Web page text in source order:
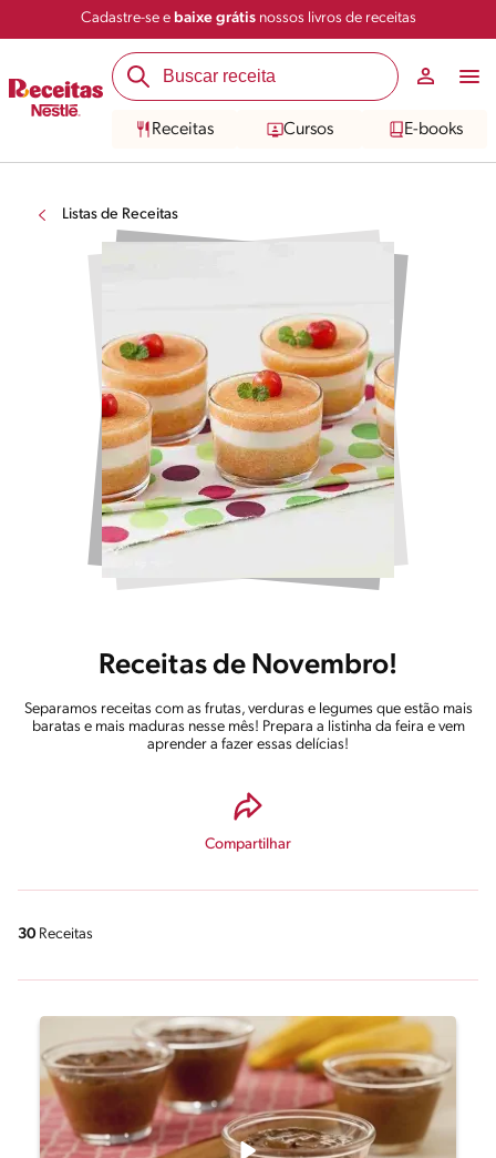
Cadastre-se e baixe grátisnossos livros de receitas
Receitas Cursos E-books
Listas de Receitas
Receitas de Novembro!
Separamos receitas com as frutas, verduras e legumes que estão mais
baratas e mais maduras nesse mês! Prepara a listinha da feira e vem
aprender a fazer essas delícias!
Compartilhar
30 Receitas